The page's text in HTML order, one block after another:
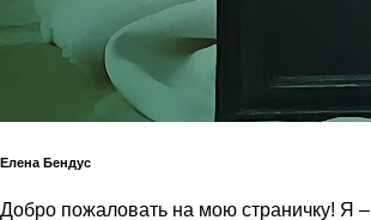
Елена Бендус
Добро пожаловать на мою страничку! Я –